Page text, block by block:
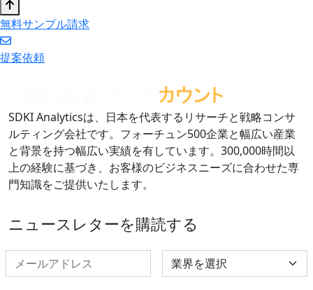
無料サンプル請求
提案依頼
SDKI Analyticsは、日本を代表するリサーチと戦略コンサ
ルティング会社です。フォーチュン500企業と幅広い産業
と背景を持つ幅広い実績を有しています。300,000時間以
上の経験に基づき、お客様のビジネスニーズに合わせた専
門知識をご提供いたします。
ニュースレターを購読する
Select Industry